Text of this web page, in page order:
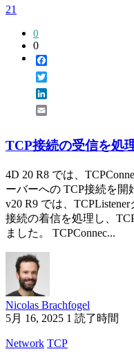
21
0
0
TCP接続の受信を処
4D 20 R8 では、
ーバーへの TCP接続を
v20 R9 では、
接続の着信を処理し、
ました。 TCPConnec...
Nicolas Brachfogel
5月 16, 2025 1 読了時間
Network TCP